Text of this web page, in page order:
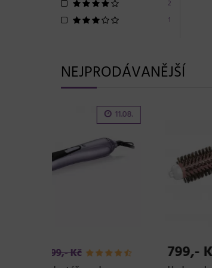
2
1
NEJPRODÁVANĚJŠÍ
719,- Kč899,- Kč